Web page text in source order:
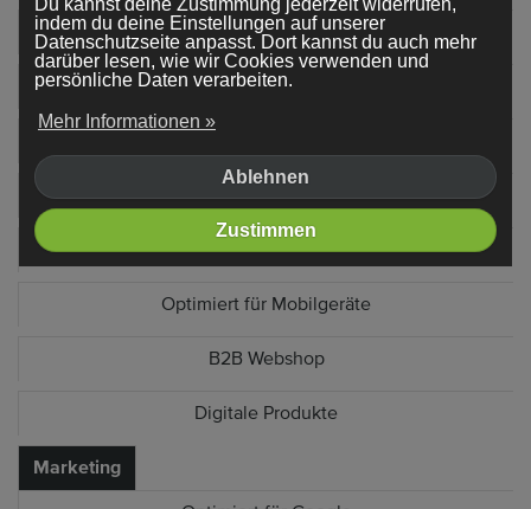
Produktfilter
Zusätzliche Produktfelder
Lagerbestand verwalten
Bestellungen verwalten
Optimiert für Mobilgeräte
B2B Webshop
Digitale Produkte
Marketing
Du kannst deine Zustimmung jederzeit widerrufen,
indem du deine Einstellungen auf unserer
Datenschutzseite anpasst. Dort kannst du auch mehr
darüber lesen, wie wir Cookies verwenden und
persönliche Daten verarbeiten.
Mehr Informationen »
Ablehnen
Zustimmen